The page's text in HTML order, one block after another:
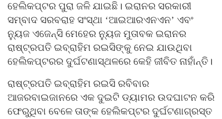
ହେଲିକପ୍ଟର ପୁରା ଜଳି ଯାଇଛି। ଇରାନର ସରକାରୀ
ସମ୍ବାଦ ସରବରାହ ସଂସ୍ଥା ‘ଆଇଆରଏନଏନ’ ଏବଂ
ନ୍ୟୁଜ ଏଜେନ୍ସି ମେହେର ନ୍ୟୁଜ ମୁତାବକ ଇରାନର
ରାଷ୍ଟ୍ରପତି ଇବ୍ରାହିମ ରଇସିଙ୍କୁ ନେଇ ଯାଉଥିବା
ହେଲିକପ୍ଟରର ଦୁର୍ଘଟଣାସ୍ଥଳରେ କେହି ଜୀବିତ ନାହାଁନ୍ତି।
ରାଷ୍ଟ୍ରପତି ଇବ୍ରାହିମ ରଇସି ରବିବାର
ଆଜରବାଇଜାନରେ ଏକ ଦୁଇଟି ଡ୍ୟାମର ଉଦଘାଟନ କରି
ଫେରୁଥିବା ବେଳେ ତାଙ୍କ ହେଲିକପ୍ଟର ଦୁର୍ଘଟଣାଗ୍ରସ୍ତ